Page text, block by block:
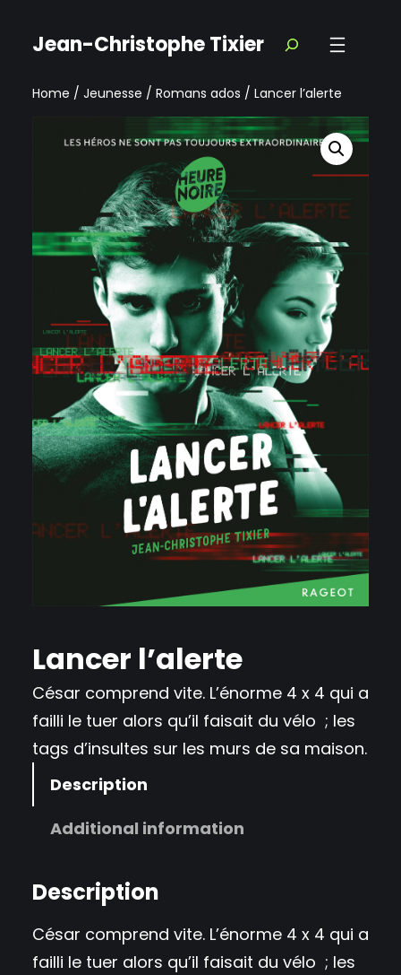
Jean-Christophe Tixier
Home / Jeunesse / Romans ados / Lancer l’alerte
Lancer l’alerte
César comprend vite. L’énorme 4 x 4 qui a
failli le tuer alors qu’il faisait du vélo ; les
tags d’insultes sur les murs de sa maison.
Description
Additional information
Description
César comprend vite. L’énorme 4 x 4 qui a
failli le tuer alors qu’il faisait du vélo ; les